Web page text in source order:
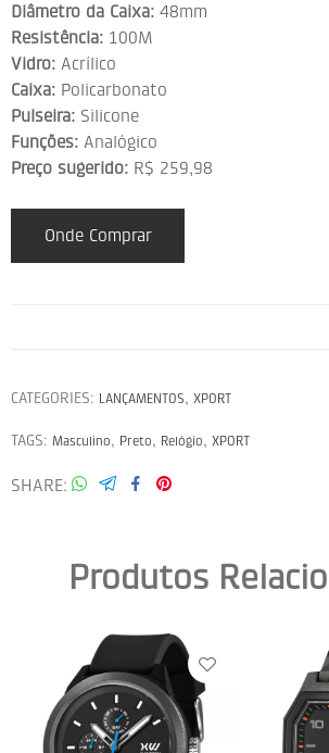
Diâmetro da Caixa: 48mm
Resistência: 100M
Vidro: Acrílico
Caixa: Policarbonato
Pulseira: Silicone
Funções: Analógico
Preço sugerido: R$ 259,98
Onde Comprar
CATEGORIES: LANÇAMENTOS, XPORT
TAGS: Masculino, Preto, Relógio, XPORT
SHARE
Produtos